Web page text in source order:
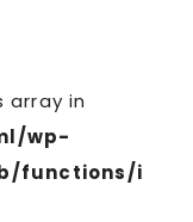
array in
wp-
functions/i